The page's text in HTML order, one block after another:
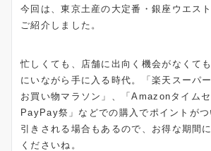
今回は、東京土産の大定番・銀座ウエス
ご紹介しました。
忙しくても、店舗に出向く機会がなくて
にいながら手に入る時代。「楽天スーパ
お買い物マラソン」、「Amazonタイム
PayPay祭」などでの購入でポイントが
引きされる場合もあるので、お得な期間
くださいね。